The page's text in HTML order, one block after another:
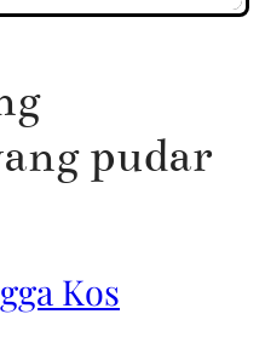
pudar
Kos